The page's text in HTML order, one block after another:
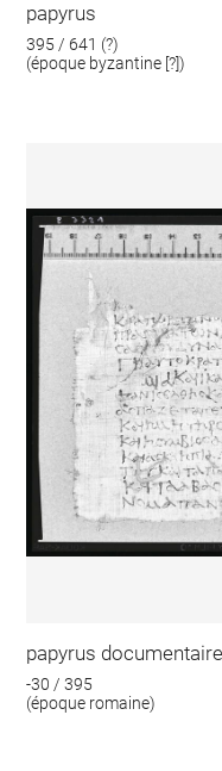
papyrus
395 / 641 (?)
(époque byzantine [?])
papyrus documentaire
-30 / 395
(époque romaine)